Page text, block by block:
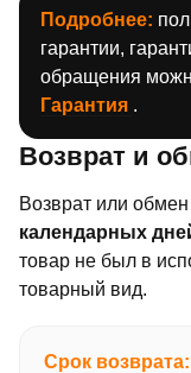
Подробнее:
гарантии,
обращения
Гарантия .
Возврат и
Возврат или
календарных
товар не был в
товарный вид.
Срок возврата: